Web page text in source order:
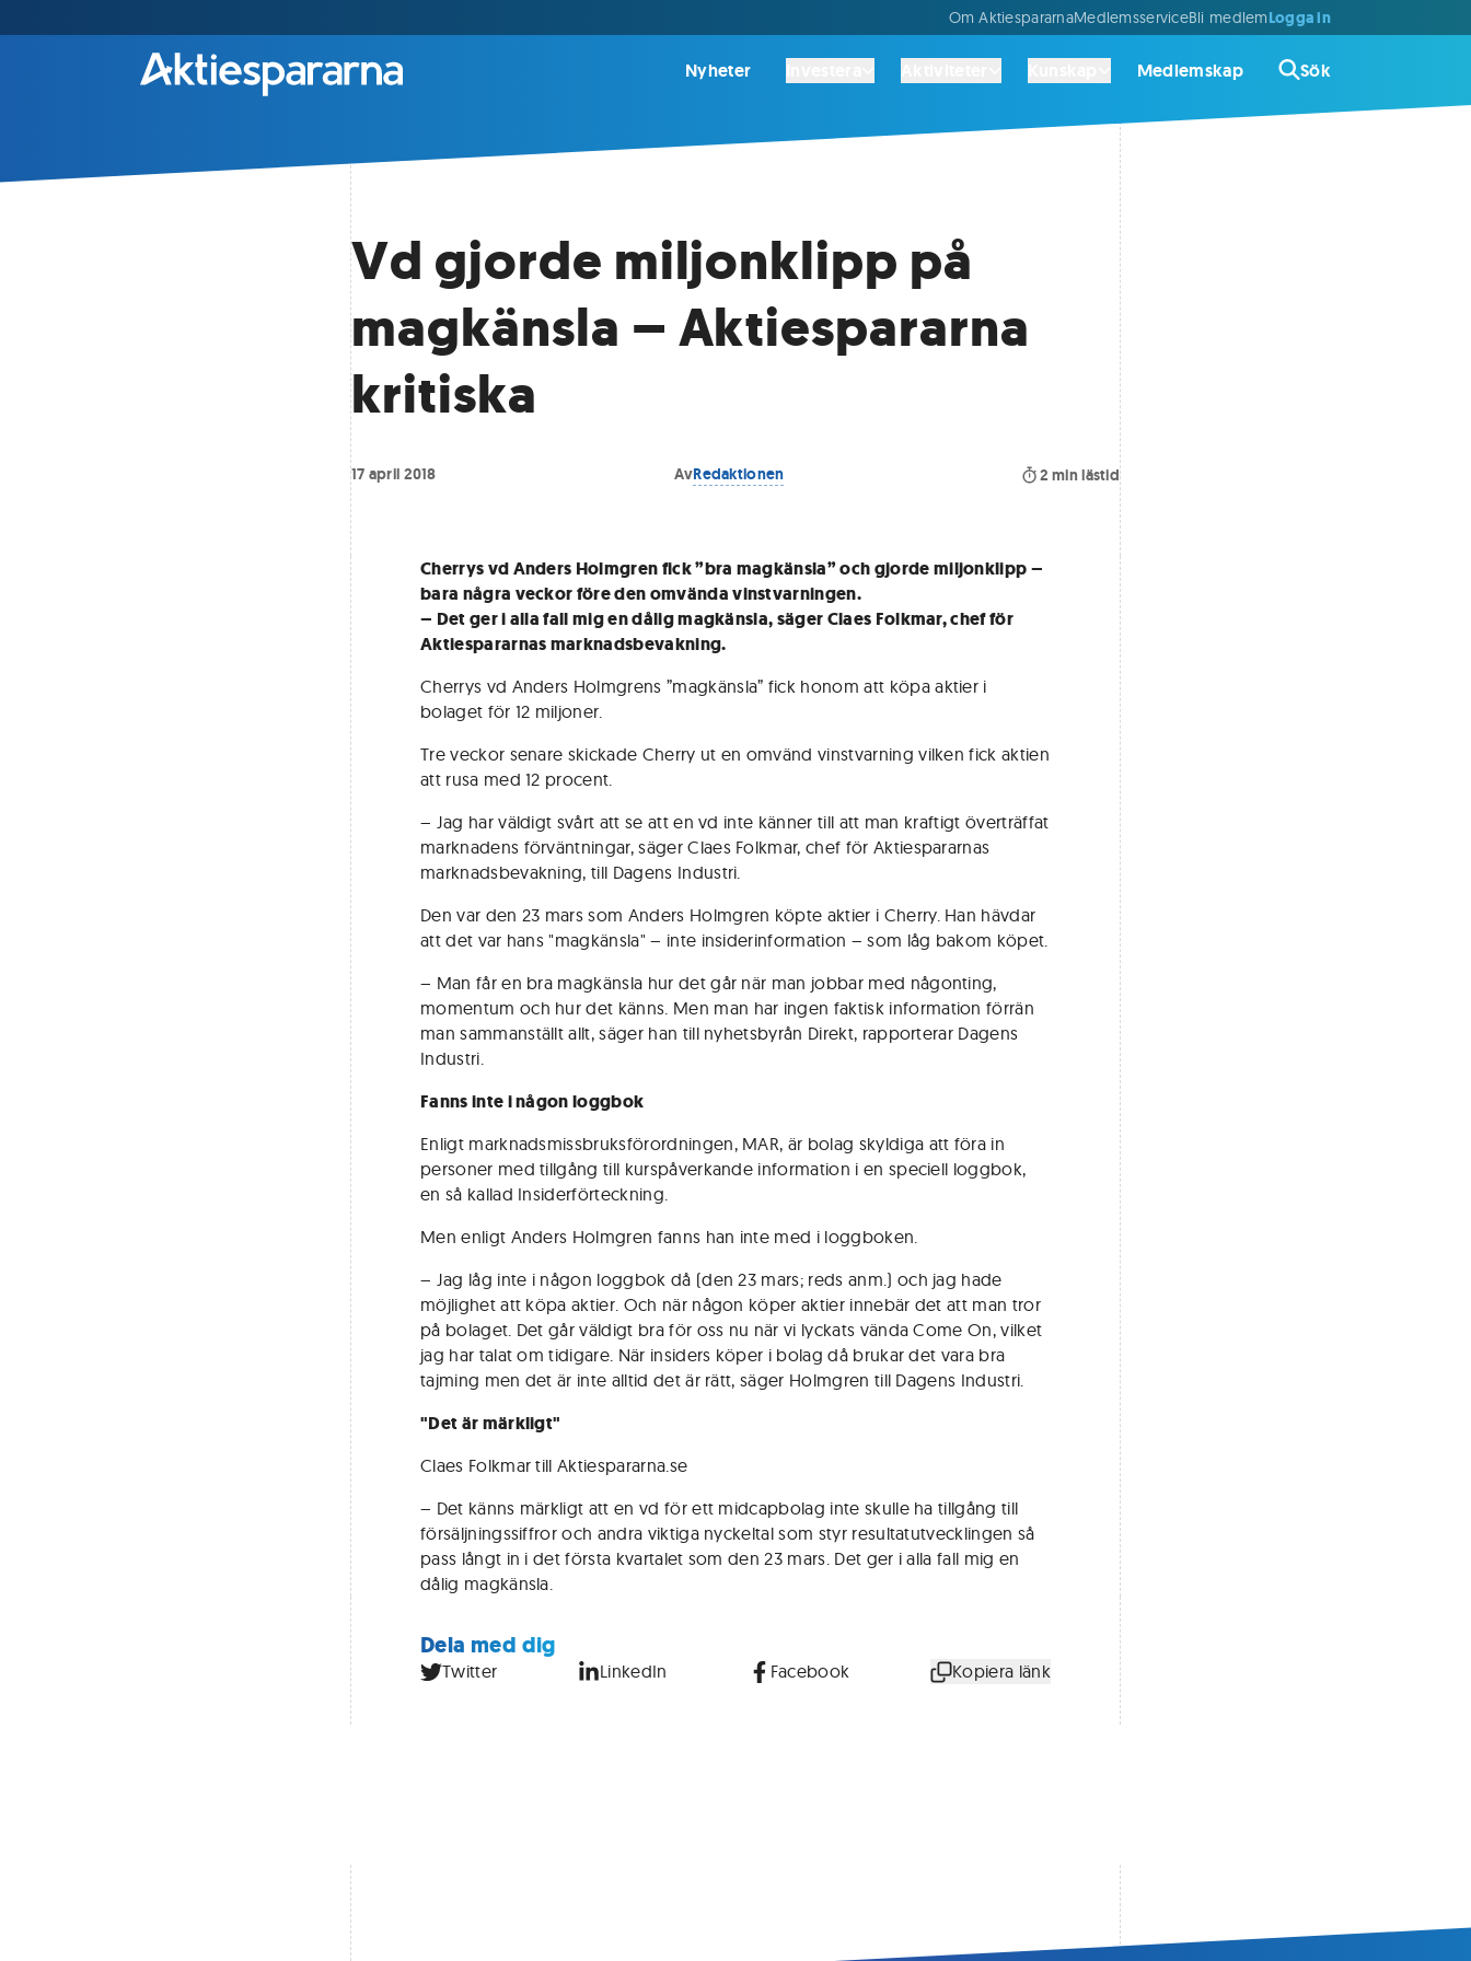
Om AktiespararnaMedlemsserviceBli medlemLogga in
Nyheter Medlemskap Sök
Vd gjorde miljonklipp på
magkänsla – Aktiespararna
kritiska
17 april 2018 AvRedaktionen 2 min lästid
Cherrys vd Anders Holmgren fick ”bra magkänsla” och gjorde miljonklipp –
bara några veckor före den omvända vinstvarningen.
– Det ger i alla fall mig en dålig magkänsla, säger Claes Folkmar, chef för
Aktiespararnas marknadsbevakning.
Cherrys vd Anders Holmgrens ”magkänsla” fick honom att köpa aktier i
bolaget för 12 miljoner.
Tre veckor senare skickade Cherry ut en omvänd vinstvarning vilken fick aktien
att rusa med 12 procent.
– Jag har väldigt svårt att se att en vd inte känner till att man kraftigt överträffat
marknadens förväntningar, säger Claes Folkmar, chef för Aktiespararnas
marknadsbevakning, till Dagens Industri.
Den var den 23 mars som Anders Holmgren köpte aktier i Cherry. Han hävdar
att det var hans "magkänsla" – inte insiderinformation – som låg bakom köpet.
– Man får en bra magkänsla hur det går när man jobbar med någonting,
momentum och hur det känns. Men man har ingen faktisk information förrän
man sammanställt allt, säger han till nyhetsbyrån Direkt, rapporterar Dagens
Industri.
Fanns inte i någon loggbok
Enligt marknadsmissbruksförordningen, MAR, är bolag skyldiga att föra in
personer med tillgång till kurspåverkande information i en speciell loggbok,
en så kallad Insiderförteckning.
Men enligt Anders Holmgren fanns han inte med i loggboken.
– Jag låg inte i någon loggbok då (den 23 mars; reds anm.) och jag hade
möjlighet att köpa aktier. Och när någon köper aktier innebär det att man tror
på bolaget. Det går väldigt bra för oss nu när vi lyckats vända Come On, vilket
jag har talat om tidigare. När insiders köper i bolag då brukar det vara bra
tajming men det är inte alltid det är rätt, säger Holmgren till Dagens Industri.
"Det är märkligt"
Claes Folkmar till Aktiespararna.se
– Det känns märkligt att en vd för ett midcapbolag inte skulle ha tillgång till
försäljningssiffror och andra viktiga nyckeltal som styr resultatutvecklingen så
pass långt in i det första kvartalet som den 23 mars. Det ger i alla fall mig en
dålig magkänsla.
Dela med dig
Twitter LinkedIn Facebook Kopiera länk